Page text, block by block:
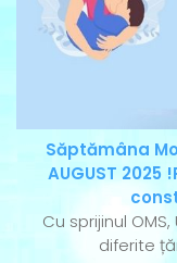
Săptămâna
AUGUST
Cu sprijinul
diferite